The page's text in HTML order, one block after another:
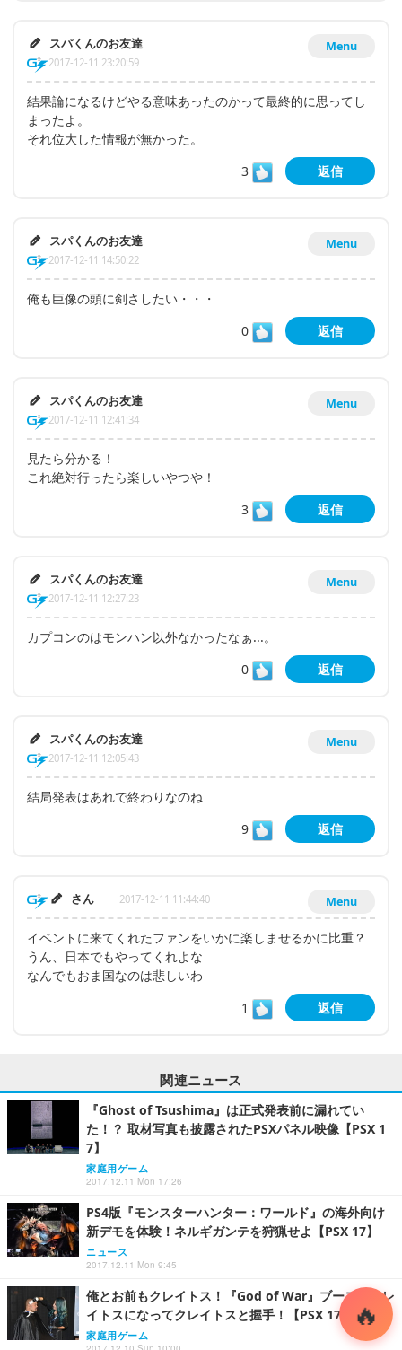
Menu
スパくんのお友達
2017-12-11 23:20:59
結果論になるけどやる意味あったのかって最終的に思ってし
まったよ。
それ位大した情報が無かった。
3
返信
Menu
スパくんのお友達
2017-12-11 14:50:22
俺も巨像の頭に剣さしたい・・・
0
返信
Menu
スパくんのお友達
2017-12-11 12:41:34
見たら分かる！
これ絶対行ったら楽しいやつや！
3
返信
Menu
スパくんのお友達
2017-12-11 12:27:23
カプコンのはモンハン以外なかったなぁ...。
0
返信
Menu
スパくんのお友達
2017-12-11 12:05:43
結局発表はあれで終わりなのね
9
返信
Menu
さん 2017-12-11 11:44:40
イベントに来てくれたファンをいかに楽しませるかに比重？
うん、日本でもやってくれよな
なんでもおま国なのは悲しいわ
1
返信
関連ニュース
『Ghost of Tsushima』は正式発表前に漏れてい
た！？ 取材写真も披露されたPSXパネル映像【PSX 1
7】
家庭用ゲーム
2017.12.11 Mon 17:26
PS4版『モンスターハンター：ワールド』の海外向け
新デモを体験！ネルギガンテを狩猟せよ【PSX 17】
ニュース
2017.12.11 Mon 9:45
俺とお前もクレイトス！『God of War』ブースでクレ
イトスになってクレイトスと握手！【PSX 17】
家庭用ゲーム